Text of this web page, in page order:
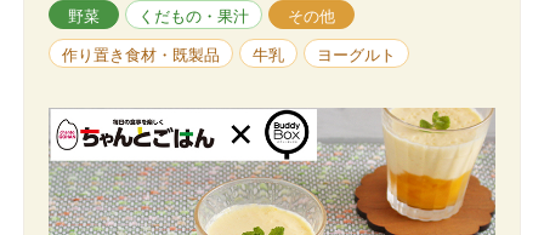
野菜 くだもの・果汁 その他
作り置き食材・既製品 牛乳 ヨーグルト